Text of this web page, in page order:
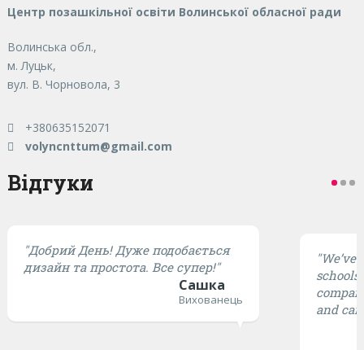
Центр позашкільної освіти Волинської обласної ради
Волинська обл.,
м. Луцьк,
вул. В. Чорновола, 3
+380635152071
volyncnttum@gmail.com
Відгуки
"Добрий День! Дуже подобається
дизайн та простота. Все супер!"
Сашка
Вихованець
and